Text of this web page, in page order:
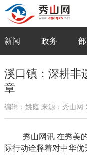
新闻 政务
溪口镇：深耕非
章
编辑：姚庭 来源：秀山网
秀山网讯 在秀美
际行动诠释着对中华